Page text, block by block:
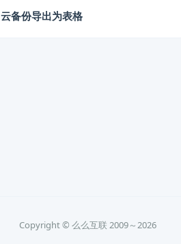
云备份导出为表格
Copyright © 么么互联 2009～2026